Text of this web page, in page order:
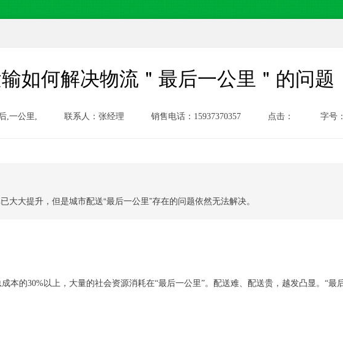
如何解决物流＂最后一公里＂的问题
,一公里, 联系人：张经理 销售电话：15937370357 点击： 字号：
已大大提升，但是城市配送“最后一公里”存在的问题依然无法解决。